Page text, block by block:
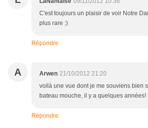
C'est toujours un plaisir de voir Notre
plus rare :)
Répondre
A Arwen 21/10/2012 21:20
voilà une vue dont je me souviens bien
bateau mouche, il y a quelques années!
Répondre